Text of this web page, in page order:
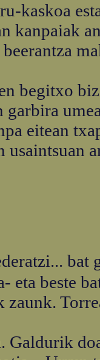
kaskoa
kanpaiak
begitxo
garbira
eitean
usaintsuan
bat
eta beste
zaunk.
Galdurik